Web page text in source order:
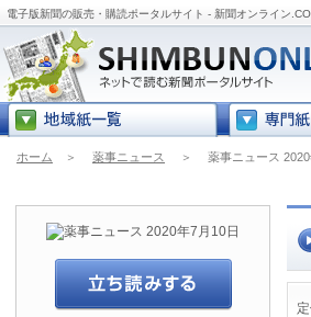
電子版新聞の販売・購読ポータルサイト - 新聞オンライン
ホーム ＞ 薬事ニュース ＞ 薬事ニュース